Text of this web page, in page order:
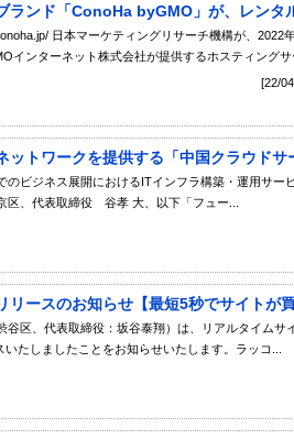
ランド「ConoHa byGMO」が、レンタ
日本マーケティングリサーチ機構が、2022
インターネット株式会社が提供するホスティング
[22/
ットワークを提供する「中国クラウドサ
ビジネス展開におけるITインフラ構築・運用サー
区、代表取締役 谷孝 大、以下「フュー...
リースのお知らせ【最短5秒でサイトが
谷区、代表取締役：坂谷泰翔）は、リアルタイム
いたしましたことをお知らせいたします。ラッコ...